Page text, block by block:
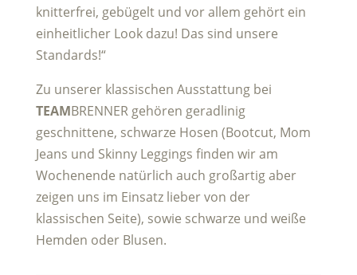
knitterfrei, gebügelt und vor allem gehört ein
einheitlicher Look dazu! Das sind unsere
Standards!“
Zu unserer klassischen Ausstattung bei
TEAMBRENNER gehören geradlinig
geschnittene, schwarze Hosen (Bootcut, Mom
Jeans und Skinny Leggings finden wir am
Wochenende natürlich auch großartig aber
zeigen uns im Einsatz lieber von der
klassischen Seite), sowie schwarze und weiße
Hemden oder Blusen.